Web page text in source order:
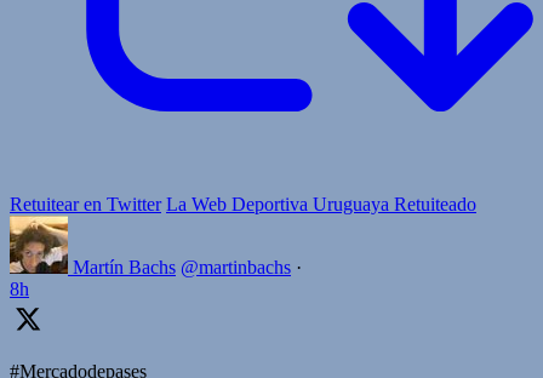
Retuitear en Twitter La Web Deportiva Uruguaya Retuiteado
Martín Bachs @martinbachs ·
8h
#Mercadodepases